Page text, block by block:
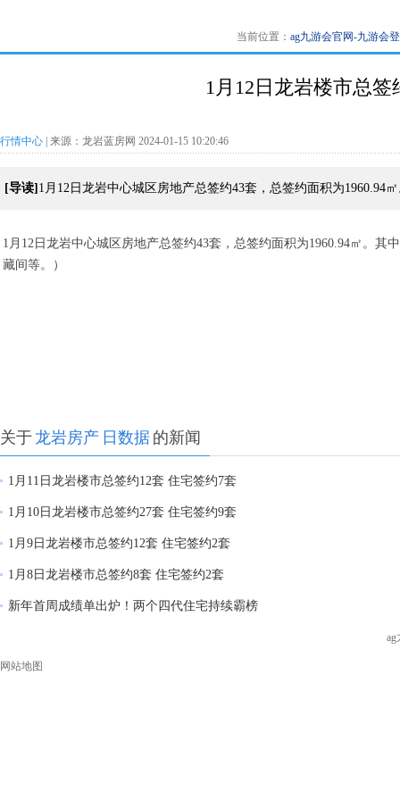
当前位置： ag九游会官网-九游会
1月12日龙岩楼市总
行情中心 | 来源：龙岩蓝房网 2024-01-15 10:20:46
[导读] 1月12日龙岩中心城区房地产总签约43套，总签约面积为1960.94
1月12日龙岩中心城区房地产总签约43套，总签约面积为1960.94㎡。 其
藏间等。）
关于 龙岩房产 日数据 的新闻
1月11日龙岩楼市总签约12套 住宅签约7套
1月10日龙岩楼市总签约27套 住宅签约9套
1月9日龙岩楼市总签约12套 住宅签约2套
1月8日龙岩楼市总签约8套 住宅签约2套
新年首周成绩单出炉！两个四代住宅持续霸榜
网站地图